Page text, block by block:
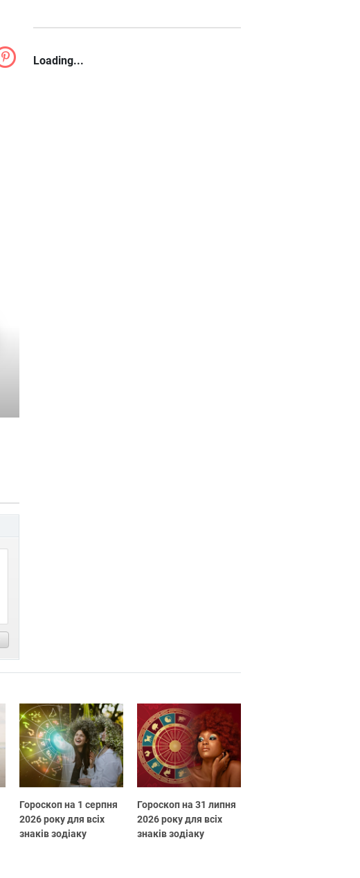
Loading...
Гороскоп на 1 серпня
2026 року для всіх
знаків зодіаку
Гороскоп на 31 липня
2026 року для всіх
знаків зодіаку